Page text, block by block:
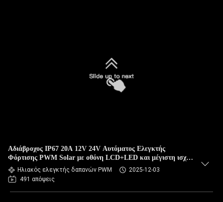
Αδιάβροχος IP67 20A 12V 24V Αυτόματος Ελεγκτής
Φόρτισης PWM Solar με οθόνη LCD+LED και μέγιστη ισχύ
PV 760W
Ηλιακός ελεγκτής δαπανών PWM
2025-12-03
491 απόψεις